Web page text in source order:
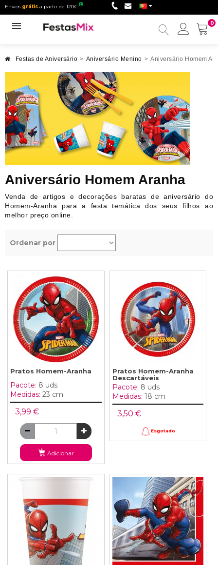
Envios grátis a partir de 120€
0
Minha
Festas de Aniversário > Aniversário Menino > Aniversário Homem
Aniversário Homem Aranha
Venda de artigos e decorações baratas de aniversário do
Homem-Aranha para a festa temática dos seus filhos ao
melhor preço online.
Ordenar por
Pratos Homem-Aranha
Pacote: 8 uds
Medidas: 23 cm
3,99 €
Adicionar
Pratos Homem-Aranha
Descartáveis
Pacote: 8 uds
Medidas: 18 cm
3,50 €
Esgotado